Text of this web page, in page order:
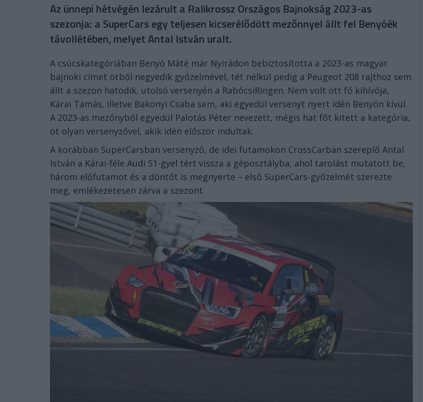
Az ünnepi hétvégén lezárult a Ralikrossz Országos Bajnokság 2023-as
szezonja: a SuperCars egy teljesen kicserélődött mezőnnyel állt fel Benyóék
távollétében, melyet Antal István uralt.
A csúcskategóriában Benyó Máté már Nyirádon bebiztosította a 2023-as magyar
bajnoki címet ötből negyedik győzelmével, tét nélkül pedig a Peugeot 208 rajthoz sem
állt a szezon hatodik, utolsó versenyén a RabócsiRingen. Nem volt ott fő kihívója,
Kárai Tamás, illetve Bakonyi Csaba sem, aki egyedül versenyt nyert idén Benyón kívül.
A 2023-as mezőnyből egyedül Palotás Péter nevezett, mégis hat főt kitett a kategória,
öt olyan versenyzővel, akik idén először indultak.
A korábban SuperCarsban versenyző, de idei futamokon CrossCarban szereplő Antal
István a Kárai-féle Audi S1-gyel tért vissza a géposztályba, ahol tarolást mutatott be,
három előfutamot és a döntőt is megnyerte – első SuperCars-győzelmét szerezte
meg, emlékezetesen zárva a szezont.